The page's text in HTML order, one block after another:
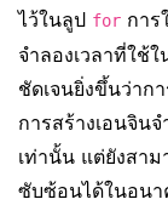
ไว้ในลูป for การ
จำลองเวลาที่ใช้
ชัดเจนยิ่งขึ้นว่าก
การสร้างเอนจิน
เท่านั้น แต่ยังสา
ซับซ้อนได้ในอน